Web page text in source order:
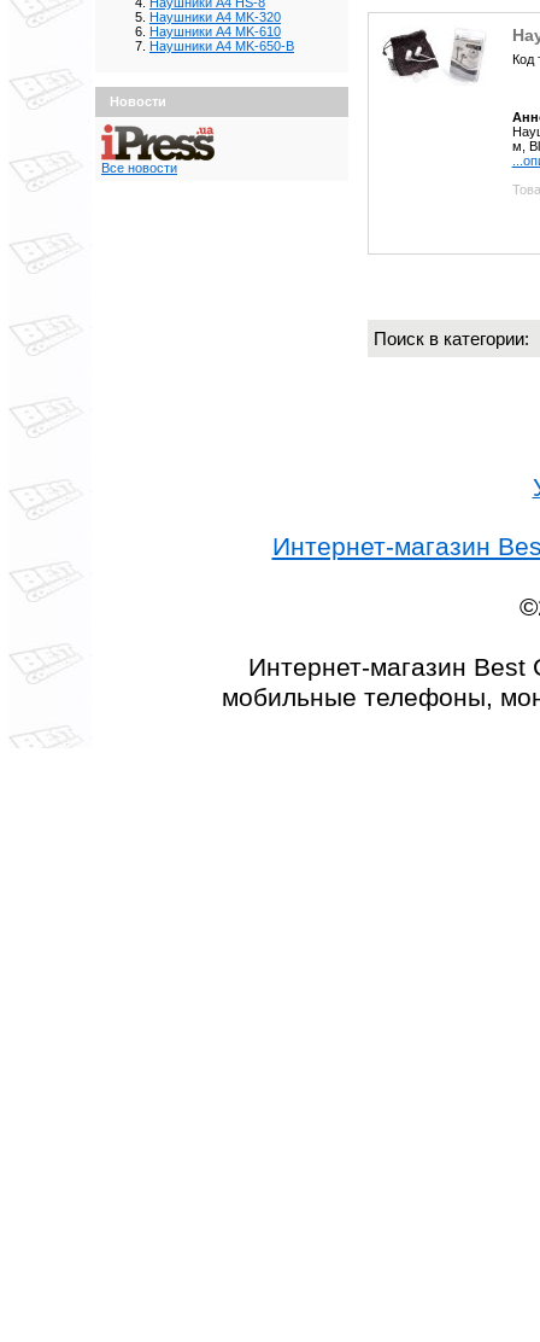
Наушники A4 MK-320
Наушники A4 MK-610
Наушники A4 MK-650-B
Новости
Все новости
Код
м,
Поиск в
Интернет-магазин
Интернет-магазин Best
мобильные телефоны,